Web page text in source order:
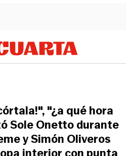
"¿a qué hora
Sole Onetto durante
y Simón Oliveros